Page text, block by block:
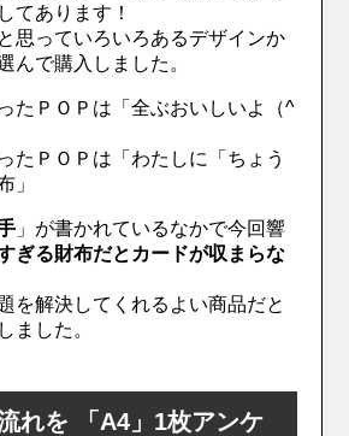
てあります！
思っていろいろあるデザインか
んで購入しました。
たＰＯＰは「全ぶおいしいよ（^
たＰＯＰは「わたしに「ちょう
」
」が書かれているなかで今回響
ぎる財布だとカードが収まらな
を解決してくれるよい商品だと
ました。
れを 「A4」1枚アンケ